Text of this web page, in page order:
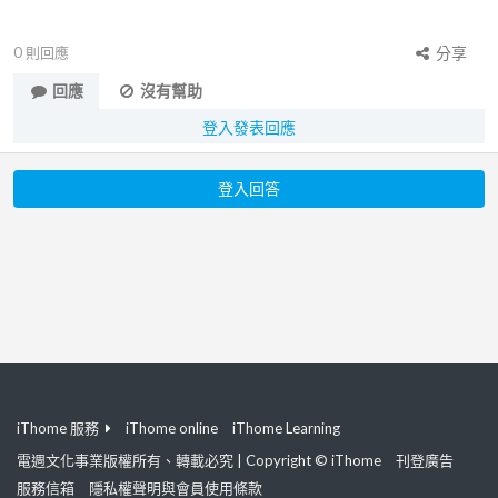
0 則回應
分享
回應
沒有幫助
登入發表回應
登入回答
iThome 服務 iThome online
iThome Learning
電週文化事業版權所有、轉載必究 | Copyright © iThome
刊登廣告
服務信箱
隱私權聲明與會員使用條款